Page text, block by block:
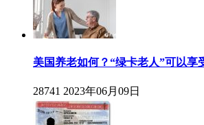
美国养老如何？“绿卡老人”可以享
28741 2023年06月09日